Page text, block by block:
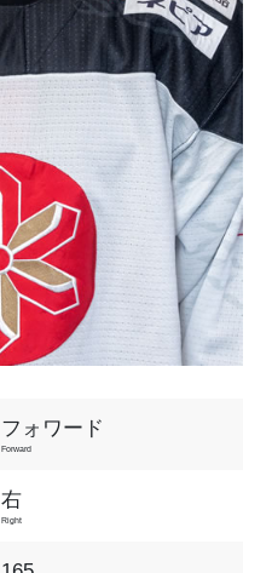
フォワード
Forward
右
Right